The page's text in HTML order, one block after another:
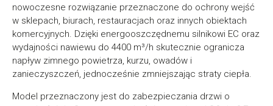
nowoczesne rozwiązanie przeznaczone do ochrony wejść
w sklepach, biurach, restauracjach oraz innych obiektach
komercyjnych. Dzięki energooszczędnemu silnikowi EC oraz
wydajności nawiewu do 4400 m³/h skutecznie ogranicza
napływ zimnego powietrza, kurzu, owadów i
zanieczyszczeń, jednocześnie zmniejszając straty ciepła.
Model przeznaczony jest do zabezpieczania drzwi o